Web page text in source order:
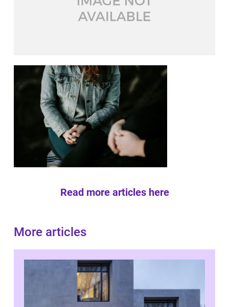
Read more articles here
More articles